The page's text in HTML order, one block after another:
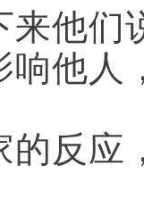
他们
他人
的反应